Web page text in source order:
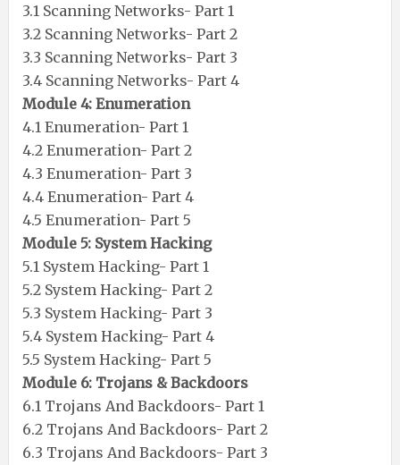
3.1 Scanning Networks- Part 1
3.2 Scanning Networks- Part 2
3.3 Scanning Networks- Part 3
3.4 Scanning Networks- Part 4
Module 4: Enumeration
4.1 Enumeration- Part 1
4.2 Enumeration- Part 2
4.3 Enumeration- Part 3
4.4 Enumeration- Part 4
4.5 Enumeration- Part 5
Module 5: System Hacking
5.1 System Hacking- Part 1
5.2 System Hacking- Part 2
5.3 System Hacking- Part 3
5.4 System Hacking- Part 4
5.5 System Hacking- Part 5
Module 6: Trojans & Backdoors
6.1 Trojans And Backdoors- Part 1
6.2 Trojans And Backdoors- Part 2
6.3 Trojans And Backdoors- Part 3